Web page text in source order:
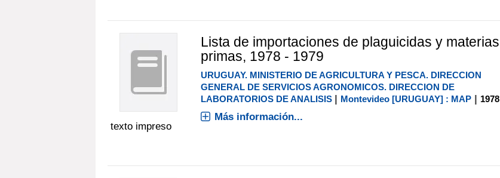
texto impreso
Lista de importaciones de plaguicidas y materias
primas, 1978 - 1979
URUGUAY. MINISTERIO DE AGRICULTURA Y PESCA. DIRECCION
GENERAL DE SERVICIOS AGRONOMICOS. DIRECCION DE
LABORATORIOS DE ANALISIS | Montevideo [URUGUAY] : MAP| 1978
Más información...